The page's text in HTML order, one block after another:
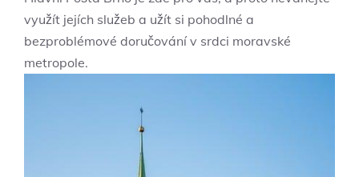
využít jejích služeb a užít si pohodlné a
bezproblémové doručování v srdci moravské
metropole.